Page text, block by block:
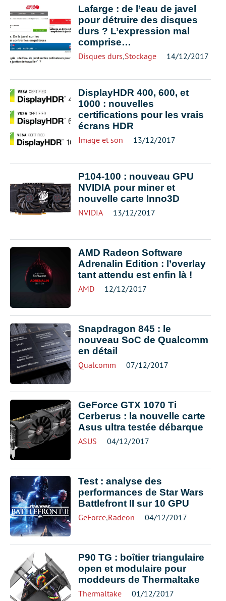
Lafarge : de l’eau de javel
pour détruire des disques
durs ? L’expression mal
comprise…
Disques durs,Stockage 14/12/2017
DisplayHDR 400, 600, et
1000 : nouvelles
certifications pour les vrais
écrans HDR
Image et son 13/12/2017
P104-100 : nouveau GPU
NVIDIA pour miner et
nouvelle carte Inno3D
NVIDIA 13/12/2017
AMD Radeon Software
Adrenalin Edition : l’overlay
tant attendu est enfin là !
AMD 12/12/2017
Snapdragon 845 : le
nouveau SoC de Qualcomm
en détail
Qualcomm 07/12/2017
GeForce GTX 1070 Ti
Cerberus : la nouvelle carte
Asus ultra testée débarque
ASUS 04/12/2017
Test : analyse des
performances de Star Wars
Battlefront II sur 10 GPU
GeForce,Radeon 04/12/2017
P90 TG : boîtier triangulaire
open et modulaire pour
moddeurs de Thermaltake
Thermaltake 01/12/2017